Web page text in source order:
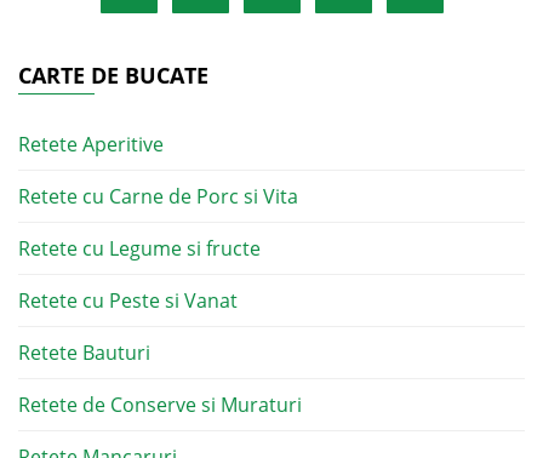
CARTE DE BUCATE
Retete Aperitive
Retete cu Carne de Porc si Vita
Retete cu Legume si fructe
Retete cu Peste si Vanat
Retete Bauturi
Retete de Conserve si Muraturi